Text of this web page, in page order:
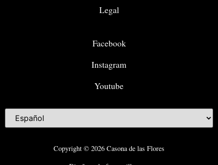
Legal
Facebook
Instagram
Youtube
Copyright © 2026 Casona de las Flores